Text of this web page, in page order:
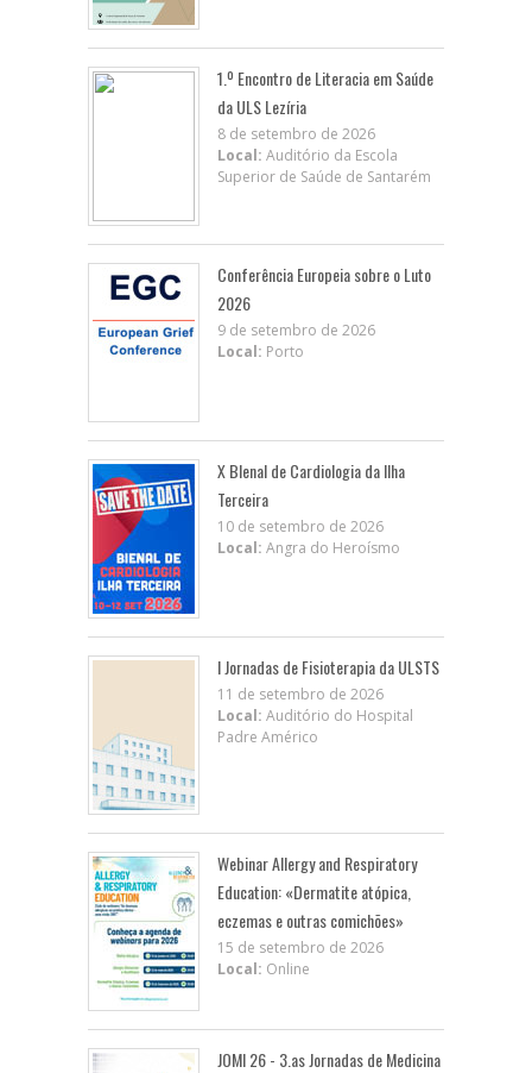
1.º Encontro de Literacia em Saúde
da ULS Lezíria
8 de setembro de 2026
Local: Auditório da Escola
Superior de Saúde de Santarém
Conferência Europeia sobre o Luto
2026
9 de setembro de 2026
Local: Porto
X BIenal de Cardiologia da Ilha
Terceira
10 de setembro de 2026
Local: Angra do Heroísmo
I Jornadas de Fisioterapia da ULSTS
11 de setembro de 2026
Local: Auditório do Hospital
Padre Américo
Webinar Allergy and Respiratory
Education: «Dermatite atópica,
eczemas e outras comichões»
15 de setembro de 2026
Local: Online
JOMI 26 - 3.as Jornadas de Medicina